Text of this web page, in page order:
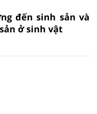
đến sinh sản và
ở sinh vật